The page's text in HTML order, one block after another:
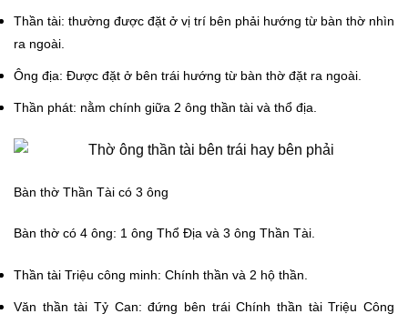
Thần tài: thường được đặt ở vị trí bên phải hướng từ bàn thờ nhìn
ra ngoài.
Ông địa: Được đặt ở bên trái hướng từ bàn thờ đặt ra ngoài.
Thần phát: nằm chính giữa 2 ông thần tài và thổ địa.
Bàn thờ Thần Tài có 3 ông
Bàn thờ có 4 ông: 1 ông Thổ Địa và 3 ông Thần Tài.
Thần tài Triệu công minh: Chính thần và 2 hộ thần.
Văn thần tài Tỷ Can: đứng bên trái Chính thần tài Triệu Công